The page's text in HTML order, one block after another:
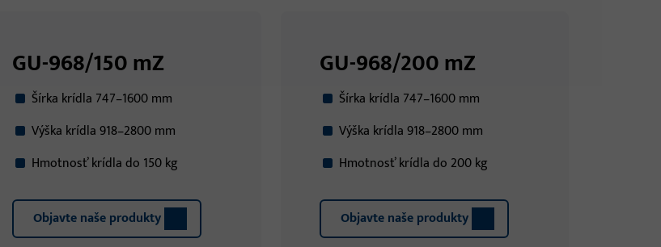
GU-968/150 mZ
Šírka krídla 747–1600 mm
Výška krídla 918–2800 mm
Hmotnosť krídla do 150 kg
Objavte naše produkty
GU-968/200 mZ
Šírka krídla 747–1600 mm
Výška krídla 918–2800 mm
Hmotnosť krídla do 200 kg
Objavte naše produkty